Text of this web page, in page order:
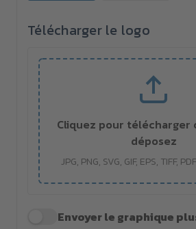
Télécharger le logo
Cliquez pour télécharger
déposez
JPG, PNG, SVG, GIF, EPS, TIFF,
Envoyer le graphique